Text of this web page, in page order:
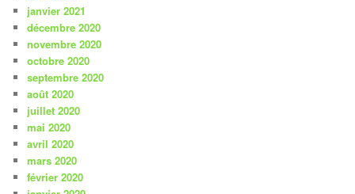
janvier 2021
décembre 2020
novembre 2020
octobre 2020
septembre 2020
août 2020
juillet 2020
mai 2020
avril 2020
mars 2020
février 2020